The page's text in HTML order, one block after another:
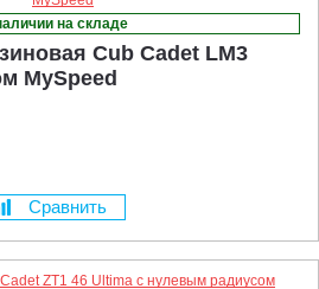
на складе
Cub Cadet LM3
MySpeed
Сравнить